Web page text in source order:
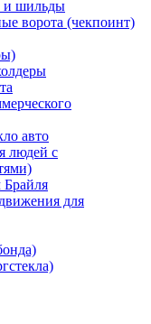
и шильды
ворота (чекпоинт)
авто
людей с
для